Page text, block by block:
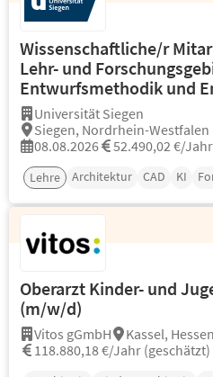
Wissenschaftliche/r
Lehr- und
Entwurfsmethodik und
Universität Siegen
Siegen, Nordrhein-Westfalen
08.08.2026
52.490,02 €/
Lehre Architektur CAD KI
Oberarzt Kinder- und
(m/w/d)
Vitos gGmbH Kassel, Hessen
118.880,18 €/Jahr (geschätzt)